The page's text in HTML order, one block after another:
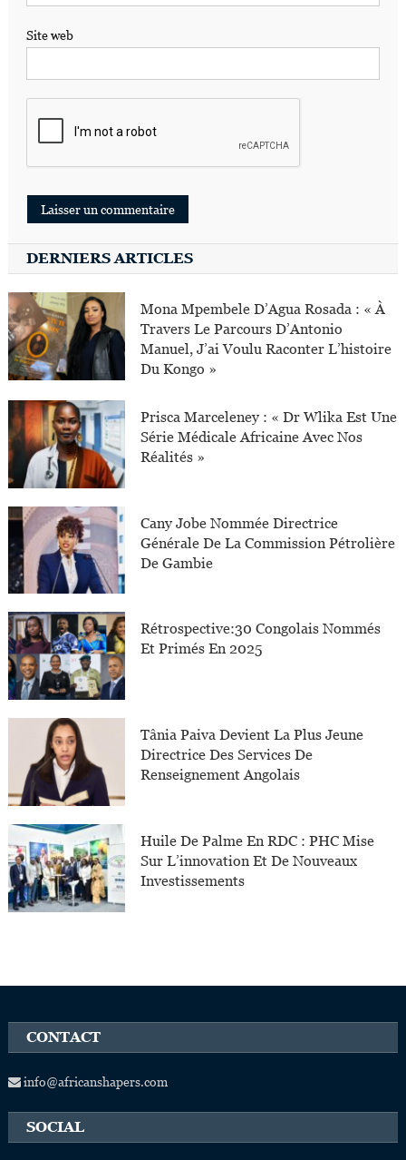
Site web
DERNIERS ARTICLES
Mona Mpembele D’Agua Rosada : « À
Travers Le Parcours D’Antonio
Manuel, J’ai Voulu Raconter L’histoire
Du Kongo »
Prisca Marceleney : « Dr Wlika Est Une
Série Médicale Africaine Avec Nos
Réalités »
Cany Jobe Nommée Directrice
Générale De La Commission Pétrolière
De Gambie
Rétrospective:30 Congolais Nommés
Et Primés En 2025
Tânia Paiva Devient La Plus Jeune
Directrice Des Services De
Renseignement Angolais
Huile De Palme En RDC : PHC Mise
Sur L’innovation Et De Nouveaux
Investissements
CONTACT
info@africanshapers.com
SOCIAL